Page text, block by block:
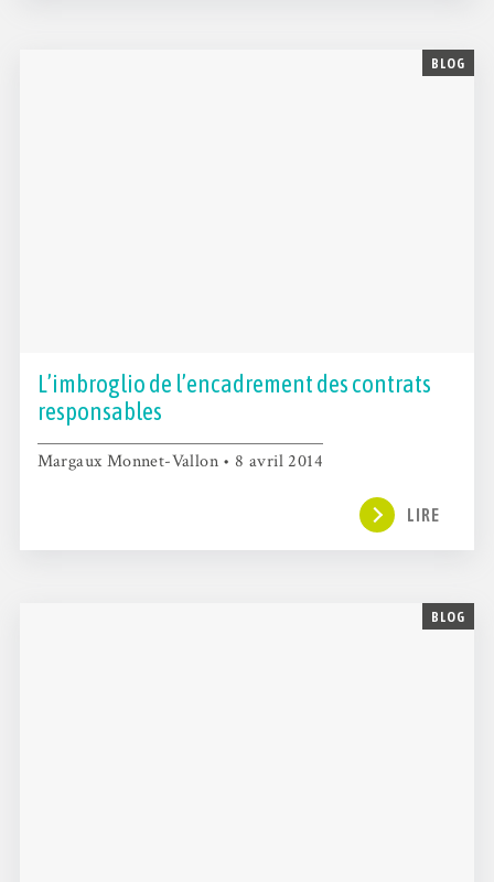
BLOG
L’imbroglio de l’encadrement des contrats
responsables
Margaux Monnet-Vallon • 8 avril 2014
LIRE
BLOG